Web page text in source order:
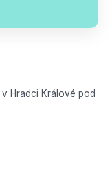
Hradci Králové pod